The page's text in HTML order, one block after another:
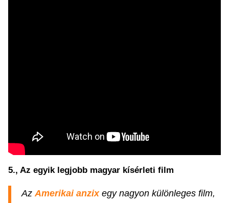
5., Az egyik legjobb magyar kísérleti film
AzAmerikai anzixegy nagyon különleges film,